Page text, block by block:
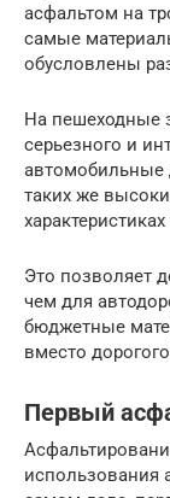
асфальтом на
самые
обусловлены
На пешеходные
серьезного и
автомобильные
таких же
Это позволяет
чем для
бюджетные
вместо
Первый
использования